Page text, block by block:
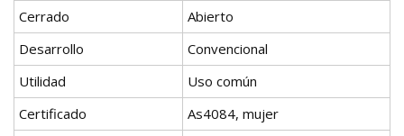
Cerrado
Abierto
Desarrollo
Convencional
Utilidad
Uso común
Certificado
As4084, mujer